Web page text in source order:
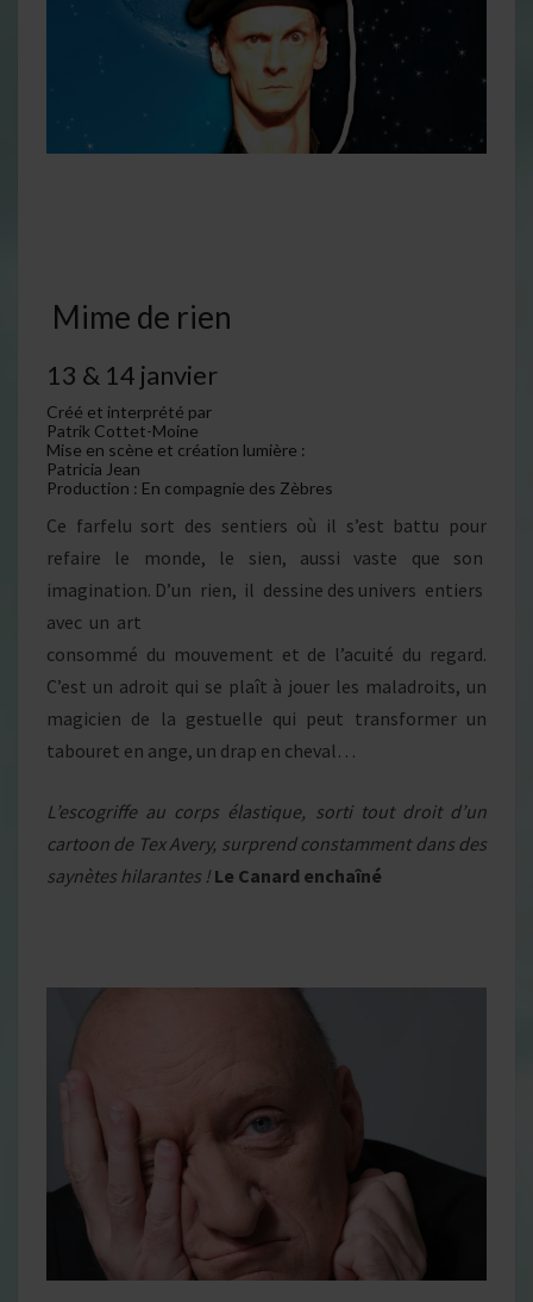
Mime de rien
13 & 14 janvier
Créé et interprété par
Patrik Cottet-Moine
Mise en scène et création lumière :
Patricia Jean
Production : En compagnie des Zèbres
Ce farfelu sort des sentiers où il s’est battu pour
refaire le monde, le sien, aussi vaste que son
imagination. D’un rien, il dessine des univers entiers
avec un art
consommé du mouvement et de l’acuité du regard.
C’est un adroit qui se plaît à jouer les maladroits, un
magicien de la gestuelle qui peut transformer un
tabouret en ange, un drap en cheval…
L’escogriffe au corps élastique, sorti tout droit d’un
cartoon de Tex Avery, surprend constamment dans des
saynètes hilarantes ! Le Canard enchaîné